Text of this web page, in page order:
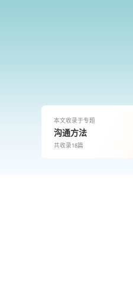
本文收录于专题
沟通方法
共收录18篇